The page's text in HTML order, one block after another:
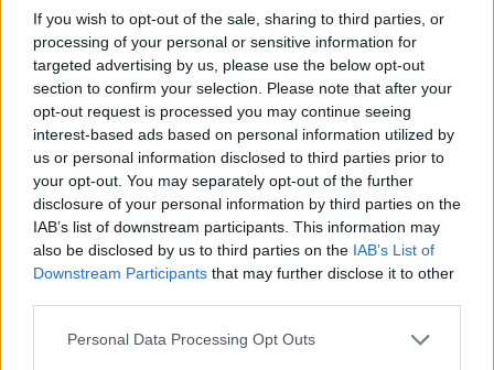
If you wish to opt-out of the sale, sharing to third parties, or
processing of your personal or sensitive information for
targeted advertising by us, please use the below opt-out
section to confirm your selection. Please note that after your
opt-out request is processed you may continue seeing
interest-based ads based on personal information utilized by
us or personal information disclosed to third parties prior to
your opt-out. You may separately opt-out of the further
disclosure of your personal information by third parties on the
IAB’s list of downstream participants. This information may
also be disclosed by us to third parties on the IAB’s List of
Downstream Participants that may further disclose it to other
Personal Data Processing Opt Outs
szűk belső kereslettől, állami fogyókúrától senyvedő
ágazat konjunkturális viszonyai igen rosszak. A
tegnapi hír, miszerint a kormány
újabb 675 milliárd
forint összértékűprojekteket húz le az idei
beruházási listáról tovább sötétíti a kilátásokat. Ez
alapján kifejezetten gyenge évet jósolnak a
szakértők a tavaly 5%-kal zsugorodó ágazatnak,
amit egyelőre az adatok nem igazolnak. Az erős
januári megugrás után még a februári visszaesés